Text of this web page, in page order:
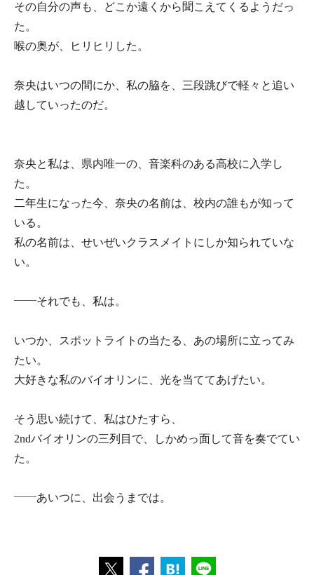
その自分の声も、どこか遠くから聞こえてくるようだっ
た。
喉の奥が、ヒリヒリした。
奈央はいつの間にか、私の脇を、三段跳びで軽々と追い
越していったのだ。
奈央と私は、県内唯一の、音楽科のある高校に入学し
た。
二年生になった今、奈央の名前は、校内の誰もが知って
いる。
私の名前は、せいぜいクラスメイトにしか知られていな
い。
――それでも、私は。
いつか、スポットライトの当たる、あの場所に立ってみ
たい。
大好きな私のバイオリンに、光を当ててあげたい。
そう思い続けて、私はひたすら、
2ndバイオリンの三列目で、しかめっ面して音を奏でてい
た。
――あいつに、出会うまでは。